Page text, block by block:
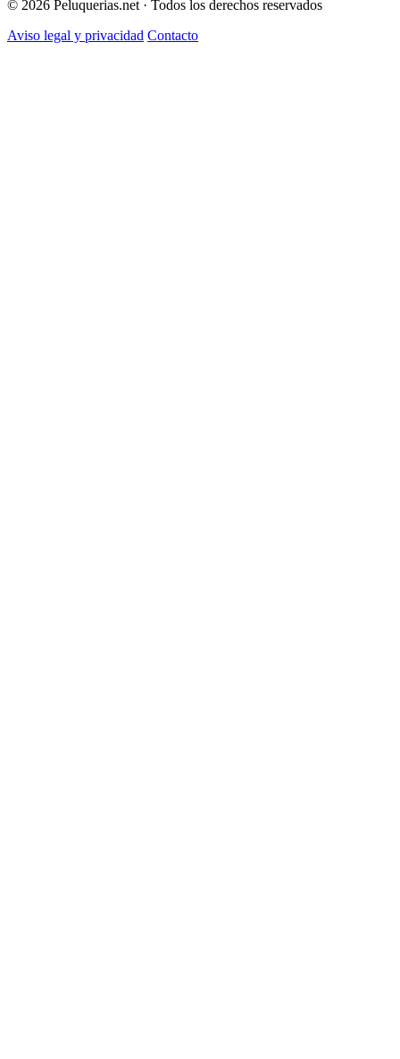
© 2026 Peluquerias.net · Todos los derechos reservados
Aviso legal y privacidad Contacto